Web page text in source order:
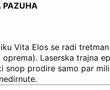
PAZUHA
Vita Elos se radi tretman
Laserska trajna
snop prodire samo par